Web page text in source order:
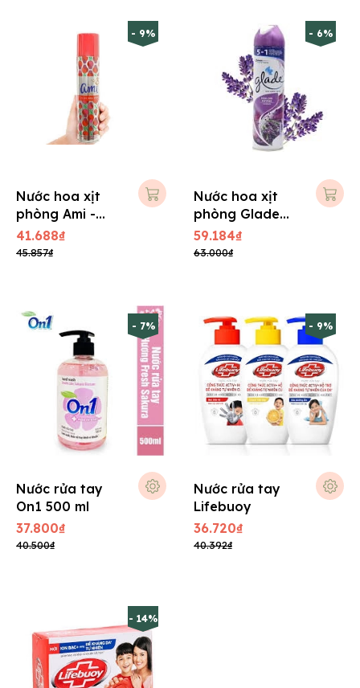
- 9%
Nước hoa xịt
phòng Ami -
280ml
41.688₫
45.857₫
- 6%
Nước hoa xịt
phòng Glade
280ml
59.184₫
63.000₫
- 7%
Nước rửa tay
On1 500 ml
37.800₫
40.500₫
- 9%
Nước rửa tay
Lifebuoy
36.720₫
40.392₫
- 14%